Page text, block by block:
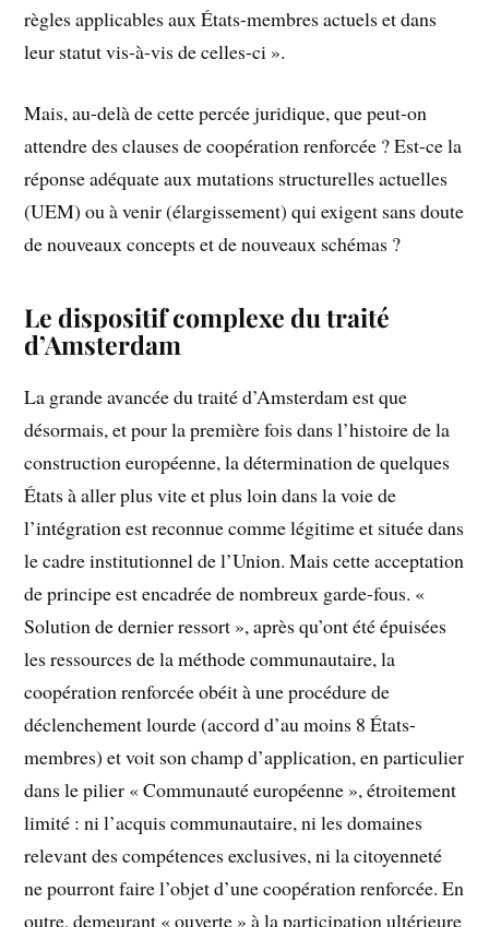
règles applicables aux États-membres actuels et dans
leur statut vis-à-vis de celles-ci ».
Mais, au-delà de cette percée juridique, que peut-on
attendre des clauses de coopération renforcée ? Est-ce la
réponse adéquate aux mutations structurelles actuelles
(UEM) ou à venir (élargissement) qui exigent sans doute
de nouveaux concepts et de nouveaux schémas ?
Le dispositif complexe du traité
d’Amsterdam
La grande avancée du traité d’Amsterdam est que
désormais, et pour la première fois dans l’histoire de la
construction européenne, la détermination de quelques
États à aller plus vite et plus loin dans la voie de
l’intégration est reconnue comme légitime et située dans
le cadre institutionnel de l’Union. Mais cette acceptation
de principe est encadrée de nombreux garde-fous. «
Solution de dernier ressort », après qu’ont été épuisées
les ressources de la méthode communautaire, la
coopération renforcée obéit à une procédure de
déclenchement lourde (accord d’au moins 8 États-
membres) et voit son champ d’application, en particulier
dans le pilier « Communauté européenne », étroitement
limité : ni l’acquis communautaire, ni les domaines
relevant des compétences exclusives, ni la citoyenneté
ne pourront faire l’objet d’une coopération renforcée. En
outre, demeurant « ouverte » à la participation ultérieure